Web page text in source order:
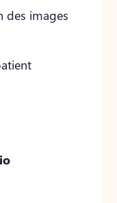
des images